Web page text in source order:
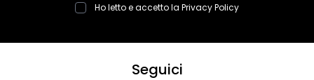
Ho letto e accetto la Privacy Policy
Seguici